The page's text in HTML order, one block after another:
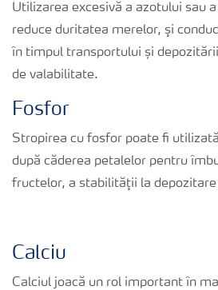
Publicații
Utilizarea excesivă a azotului sau
reduce duritatea merelor, şi
în timpul transportului și
de valabilitate.
Fosfor
Stropirea cu fosfor poate fi
după căderea petalelor pentru
fructelor, a stabilităţii la
Calciu
Calciul joacă un rol important în